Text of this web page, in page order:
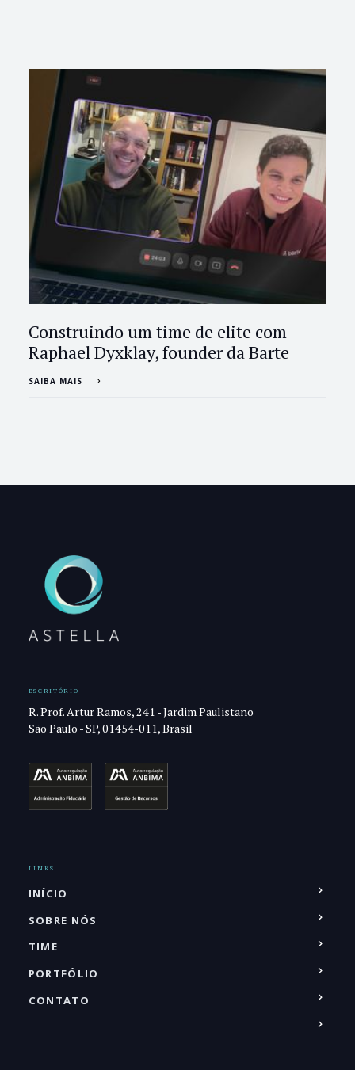
Construindo um time de elite com
Raphael Dyxklay, founder da Barte
SAIBA MAIS
ESCRITÓRIO
R. Prof. Artur Ramos, 241 - Jardim Paulistano
São Paulo - SP, 01454-011, Brasil
LINKS
INÍCIO
SOBRE NÓS
TIME
PORTFÓLIO
CONTATO